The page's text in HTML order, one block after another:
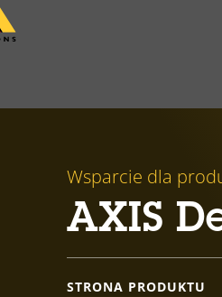
Wsparcie dla
AXIS
STRONA PRODUKTU